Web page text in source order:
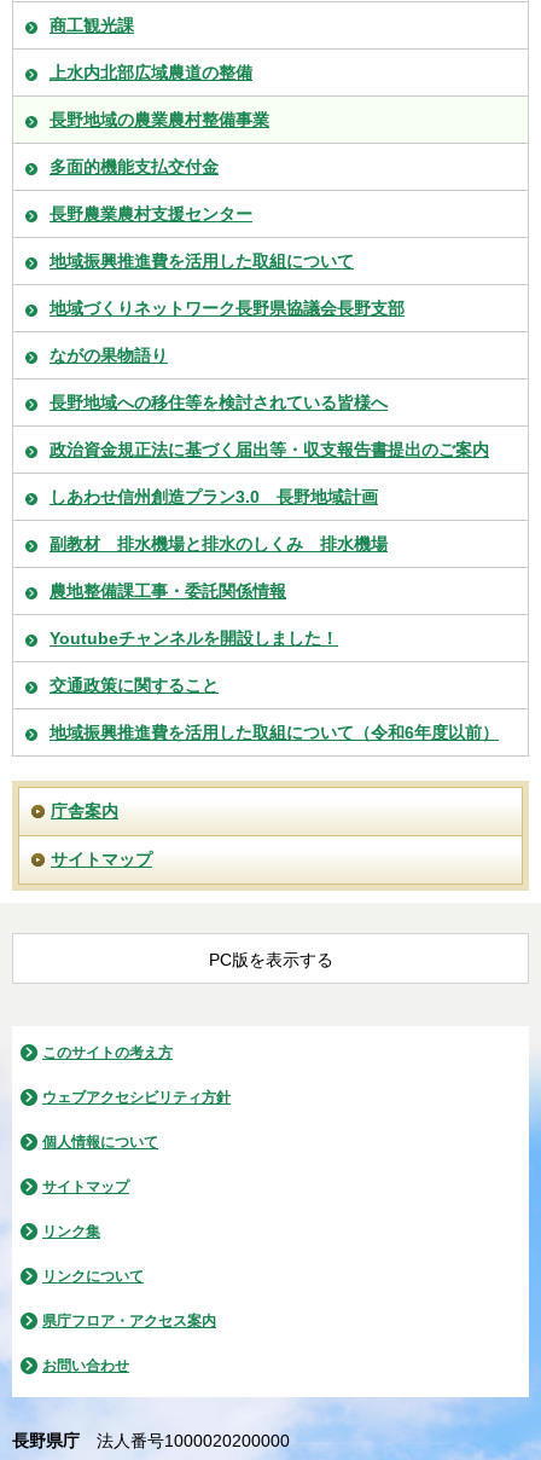
商工観光課
上水内北部広域農道の整備
長野地域の農業農村整備事業
多面的機能支払交付金
長野農業農村支援センター
地域振興推進費を活用した取組について
地域づくりネットワーク長野県協議会長野支部
ながの果物語り
長野地域への移住等を検討されている皆様へ
政治資金規正法に基づく届出等・収支報告書提出のご案内
しあわせ信州創造プラン3.0 長野地域計画
副教材 排水機場と排水のしくみ 排水機場
農地整備課工事・委託関係情報
Youtubeチャンネルを開設しました！
交通政策に関すること
地域振興推進費を活用した取組について（令和6年度以前）
庁舎案内
サイトマップ
PC版を表示する
このサイトの考え方
ウェブアクセシビリティ方針
個人情報について
サイトマップ
リンク集
リンクについて
県庁フロア・アクセス案内
お問い合わせ
長野県庁 法人番号1000020200000